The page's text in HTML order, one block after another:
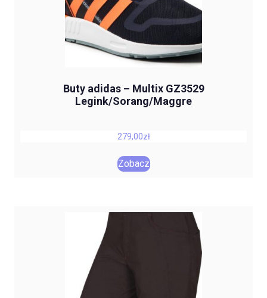
Buty adidas – Multix GZ3529
Legink/Sorang/Maggre
279,00zł
Zobacz